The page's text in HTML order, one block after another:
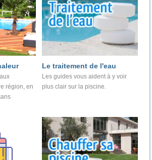
région, en
Le traitement de l'eau
Les guides vous aident à y voir
plus clair sur la piscine.